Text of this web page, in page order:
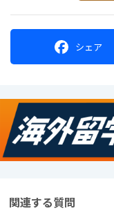
シェア
関連する質問